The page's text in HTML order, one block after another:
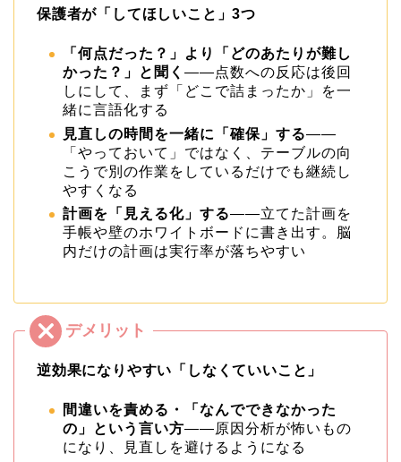
保護者が「してほしいこと」3つ
「何点だった？」より「どのあたりが難し
かった？」と聞く ——点数への反応は後回
しにして、まず「どこで詰まったか」を一
緒に言語化する
見直しの時間を一緒に「確保」する——
「やっておいて」ではなく、テーブルの向
こうで別の作業をしているだけでも継続し
やすくなる
計画を「見える化」する——立てた計画を
手帳や壁のホワイトボードに書き出す。脳
内だけの計画は実行率が落ちやすい
逆効果になりやすい「しなくていいこと」
間違いを責める・「なんでできなかった
の」という言い方——原因分析が怖いもの
になり、見直しを避けるようになる